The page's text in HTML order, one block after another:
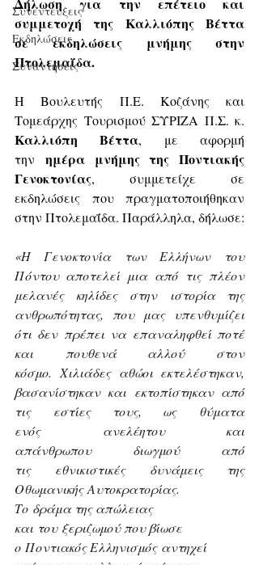
Συνεντεύξεις
Εκδηλώσεις
Συναντήσεις
συμμετοχή της Καλλιόπης Βέττα
σε εκδηλώσεις μνήμης στην
Πτολεμαΐδα.
Η Βουλευτής Π.Ε. Κοζάνης και
Καλλιόπη Βέττα, με αφορμή
την ημέρα μνήμης της Ποντιακής
Γενοκτονίας, συμμετείχε σε
εκδηλώσεις που πραγματοποιήθηκαν
στην Πτολεμαΐδα. Παράλληλα, δήλωσε:
«Η Γενοκτονία των Ελλήνων του
Πόντου αποτελεί μια από τις πλέον
μελανές κηλίδες στην ιστορία της
ανθρωπότητας, που μας υπενθυμίζει
ότι δεν πρέπει να επαναληφθεί ποτέ
και πουθενά αλλού στον
κόσμο. Χιλιάδες αθώοι εκτελέστηκαν,
βασανίστηκαν και εκτοπίστηκαν από
τις εστίες τους, ως θύματα
ενός ανελέητου και
απάνθρωπου διωγμού από
τις εθνικιστικές δυνάμεις της
Οθωμανικής Αυτοκρατορίας.
Το δράμα της απώλειας
και του ξεριζωμού που βίωσε
ο Ποντιακός Ελληνισμός αντηχεί